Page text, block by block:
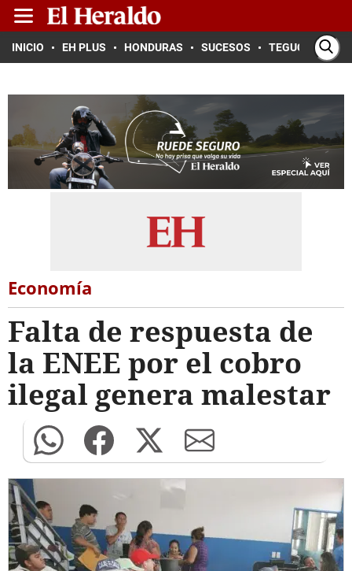
INICIO EH PLUS HONDURAS SUCESOS TEGUCIGALPA
Economía
Falta de respuesta de
la ENEE por el cobro
ilegal genera malestar